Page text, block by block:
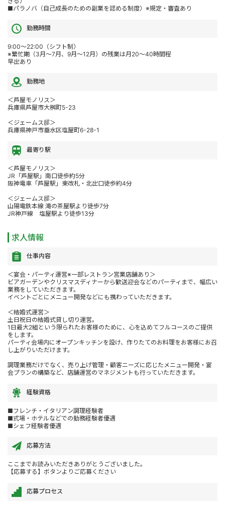
■パラノバ（自己成長のための副業を認める制度）※規定・審査あり
勤務時間
9:00～22:00（シフト制）
※繁忙期（3月～7月、9月～12月）の残業は月20～40時間程
早出あり
勤務地
＜芦屋モノリス＞
兵庫県芦屋市大桝町5-23
＜ジェームス邸＞
兵庫県神戸市垂水区塩屋町6-28-1
最寄り駅
＜芦屋モノリス＞
JR「芦屋駅」南口徒歩約5分
阪神電車「芦屋駅」東改札・北出口徒歩約4分
＜ジェームス邸＞
山陽電鉄本線 滝の茶屋駅より徒歩7分
JR神戸線 塩屋駅より徒歩13分
求人情報
仕事内容
＜宴会・パーティ運営※一部レストラン営業店舗あり＞
ビアガーデンやクリスマスディナーから歓送迎会などのパーティまで、幅広い
業務をしていただきます。
イベントごとにメニュー開発などにも携わっていただきます。
＜結婚式運営＞
土日祝日の結婚式貸し切り運営。
1日最大2組という限られたお客様のために、心を込めてフルコースのご提供
をします。
パーティ会場内にオープンキッチンを設け、作りたてのお料理をお客様にお召
し上がりいただけます。
調理業務だけでなく、売り上げ管理・顧客ニーズに応じたメニュー開発・宴
会プランの構築など、店舗運営のマネジメントも行っていただきます。
経験資格
■フレンチ・イタリアン調理経験者
■式場・ホテルなどでの勤務経験者優遇
■シェフ経験者優遇
応募方法
ここまでお読みいただきありがとうございました。
【応募する】ボタンよりご応募ください
応募プロセス